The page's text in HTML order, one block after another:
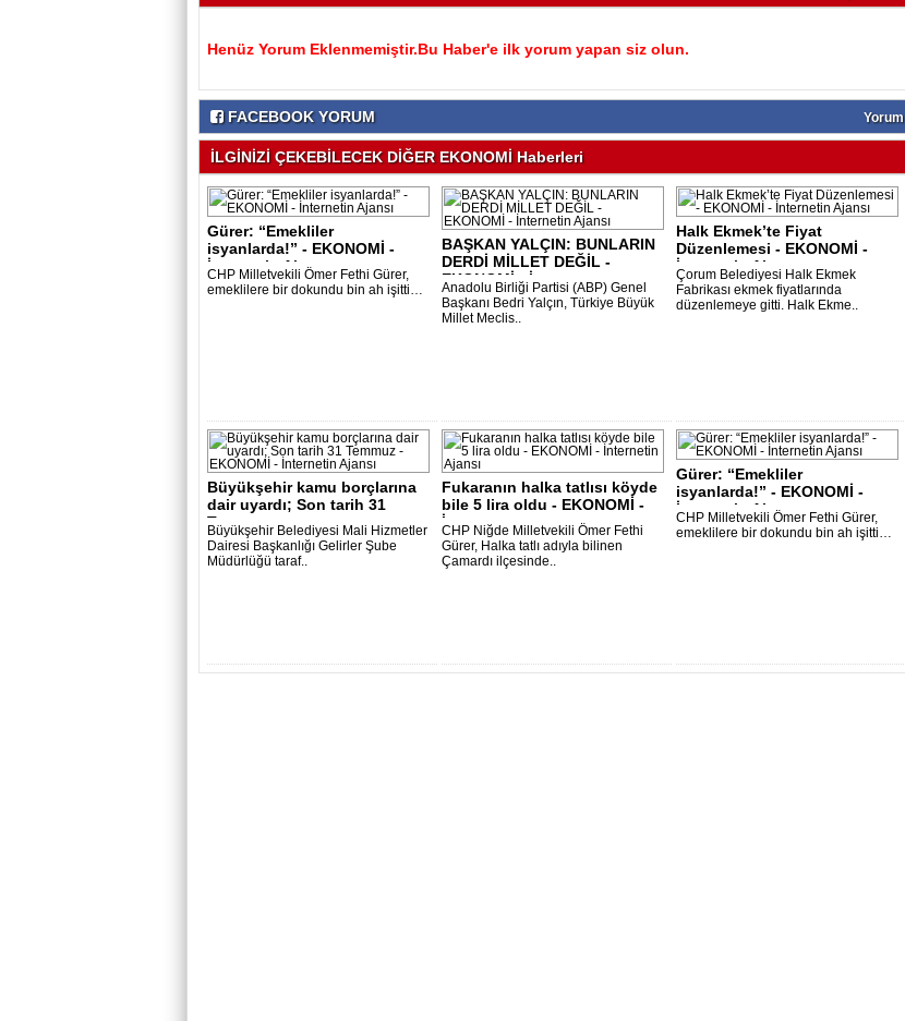
Henüz Yorum Eklenmemiştir.Bu Haber'e ilk yorum yapan siz olun.
FACEBOOK YORUM Yorum
İLGİNİZİ ÇEKEBİLECEK DİĞER EKONOMİ Haberleri
Gürer: “Emekliler
isyanlarda!” - EKONOMİ -
İnternetin Ajansı..
CHP Milletvekili Ömer Fethi Gürer,
emeklilere bir dokundu bin ah işitti…
BAŞKAN YALÇIN: BUNLARIN
DERDİ MİLLET DEĞİL -
EKONOMİ - İnter..
Anadolu Birliği Partisi (ABP) Genel
Başkanı Bedri Yalçın, Türkiye Büyük
Millet Meclis..
Halk Ekmek’te Fiyat
Düzenlemesi - EKONOMİ -
İnternetin Ajans..
Çorum Belediyesi Halk Ekmek
Fabrikası ekmek fiyatlarında
düzenlemeye gitti. Halk Ekme..
Büyükşehir kamu borçlarına
dair uyardı; Son tarih 31
Temmuz ..
Büyükşehir Belediyesi Mali Hizmetler
Dairesi Başkanlığı Gelirler Şube
Müdürlüğü taraf..
Fukaranın halka tatlısı köyde
bile 5 lira oldu - EKONOMİ -
İ..
CHP Niğde Milletvekili Ömer Fethi
Gürer, Halka tatlı adıyla bilinen
Çamardı ilçesinde..
Gürer: “Emekliler
isyanlarda!” - EKONOMİ -
İnternetin Ajansı..
CHP Milletvekili Ömer Fethi Gürer,
emeklilere bir dokundu bin ah işitti…